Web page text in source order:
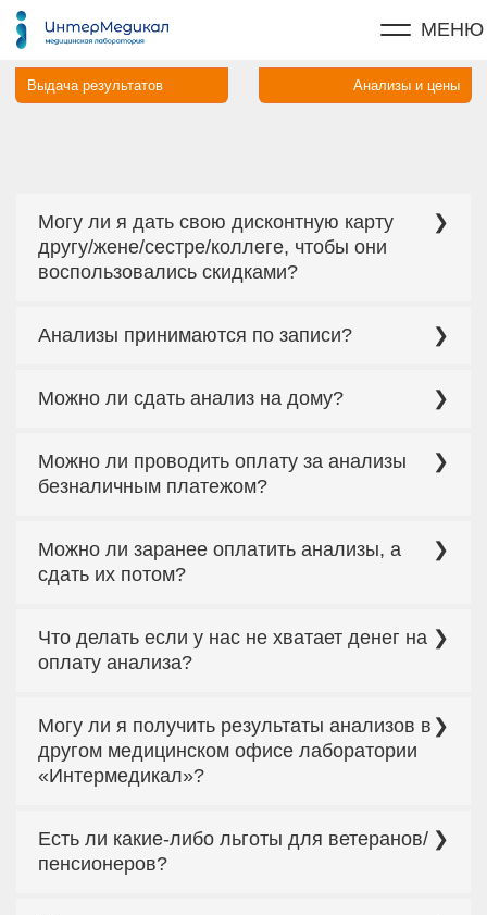
МЕНЮ
Выдача результатов Анализы и цены
Могу ли я дать свою дисконтную карту
другу/жене/сестре/коллеге, чтобы они
воспользовались скидками?
родственника или друга можно, скидка в этом
Анализы принимаются по записи?
живой очереди, но есть исключения. Чтобы не
оператора, надо ли записываться заранее на
сдачу выбранного Вами исследования.
Можно ли сдать анализ на дому?
телефону либо на страничке нашего веб-сайта
при этом сумма заказа должна превышать 1000
Можно ли проводить оплату за анализы
безналичным платежом?
ул. Жибек Жолу 503/1
Можно ли заранее оплатить анализы, а
сдать их потом?
условии, если Вы сохраните бланк заказа и чек.
Что делать если у нас не хватает денег на
оплату анализа?
процентов от общей стоимости заказа, а
остальные 40 % при получении результата.
Могу ли я получить результаты анализов в
другом медицинском офисе лаборатории
«Интермедикал»?
администратору номер своей заявки или ФИО.
Есть ли какие-либо льготы для ветеранов/
пенсионеров?